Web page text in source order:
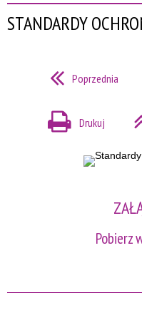
STANDARDY
Poprzednia
Drukuj
Pobierz